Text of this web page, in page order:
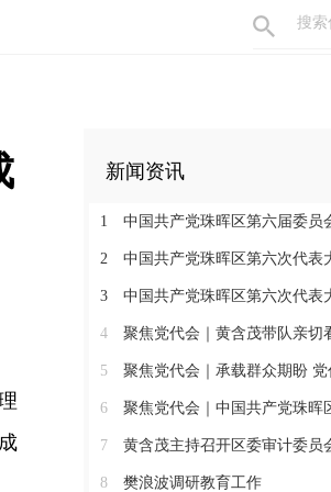
新闻资讯
1 中国共产党珠晖区第六届委员会第一次全
2 中国共产党珠晖区第六次代表大会
3 中国共产党珠晖区第六次代表
4 聚焦党代会｜黄含茂带队亲切看望出席珠晖区第六
5 聚焦党代会｜承载群众期盼 党代
6 聚焦党代会｜中国共产党珠晖区第六次代表大会召开各代
7 黄含茂主持召开区委审计委员会2026年
8 樊浪波调研教育工作